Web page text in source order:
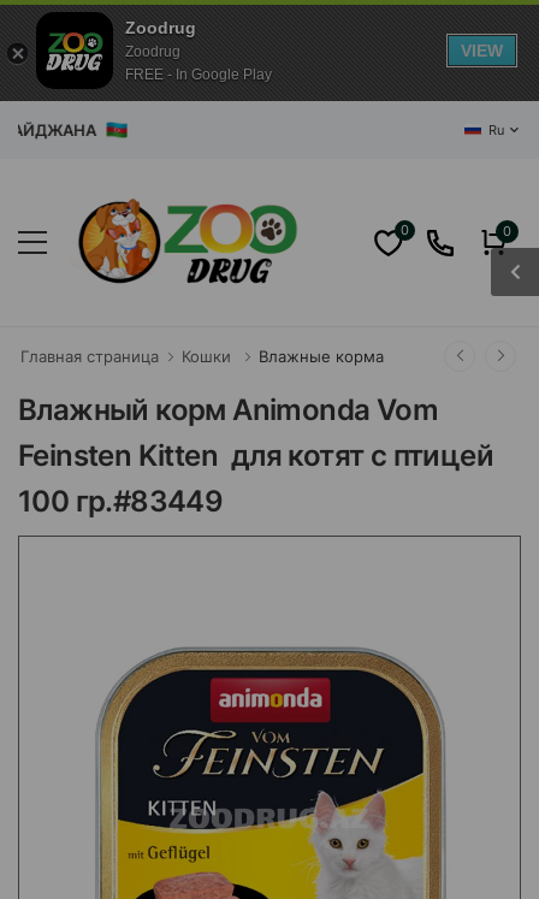
Ru
0 0
Главная страница Кошки Влажные корма
Влажный корм Animonda Vom
Feinsten Kitten для котят с птицей
100 гр.#83449
Zoodrug
Zoodrug
FREE - In Google Play
VIEW